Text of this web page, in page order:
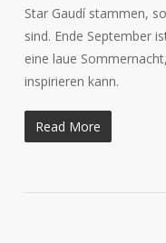
Star Gaudí stammen,
sind. Ende September
eine laue
inspirieren kann.
Read More